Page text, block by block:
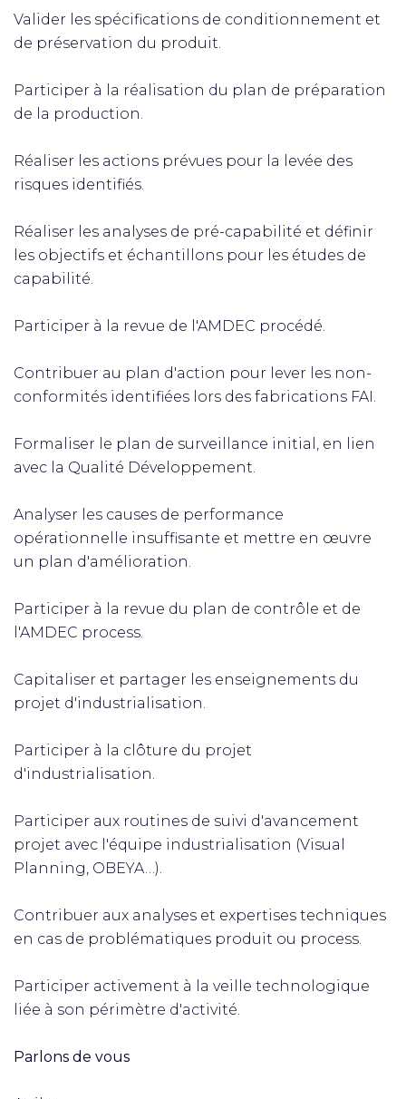
Valider les spécifications de conditionnement et
de préservation du produit.
Participer à la réalisation du plan de préparation
de la production.
Réaliser les actions prévues pour la levée des
risques identifiés.
Réaliser les analyses de pré-capabilité et définir
les objectifs et échantillons pour les études de
capabilité.
Participer à la revue de l'AMDEC procédé.
Contribuer au plan d'action pour lever les non-
conformités identifiées lors des fabrications FAI.
Formaliser le plan de surveillance initial, en lien
avec la Qualité Développement.
Analyser les causes de performance
opérationnelle insuffisante et mettre en œuvre
un plan d'amélioration.
Participer à la revue du plan de contrôle et de
l'AMDEC process.
Capitaliser et partager les enseignements du
projet d'industrialisation.
Participer à la clôture du projet
d'industrialisation.
Participer aux routines de suivi d'avancement
projet avec l'équipe industrialisation (Visual
Planning, OBEYA…).
Contribuer aux analyses et expertises techniques
en cas de problématiques produit ou process.
Participer activement à la veille technologique
liée à son périmètre d'activité.
Parlons de vous